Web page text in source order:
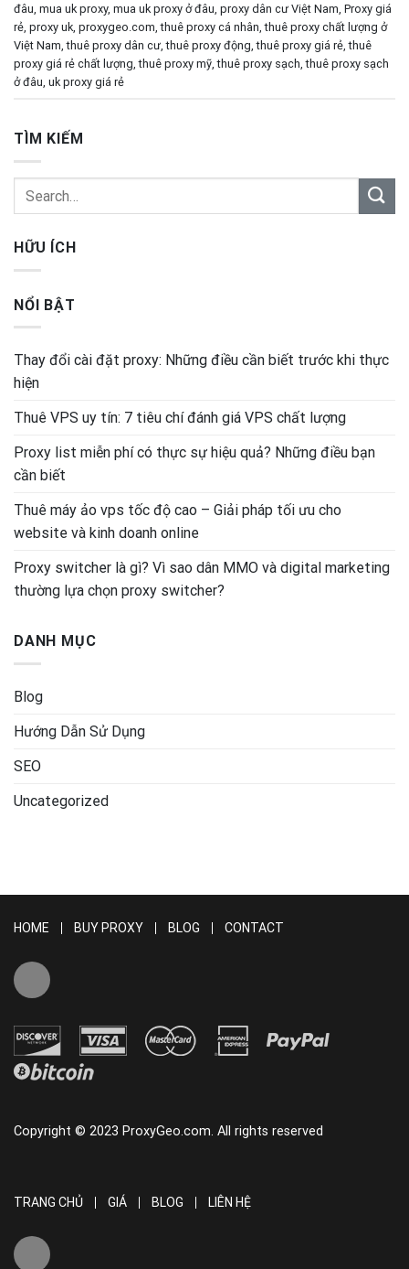
đâu mua uk proxy, mua uk proxy ở đâu proxy dân cư Việt Nam Proxy giá
rẻ proxy uk proxygeo.com ,thuê proxy cá nhân ,thuê proxy chất lượng ở
Việt Nam ,thuê proxy dân cư ,thuê proxy động ,thuê proxy giá rẻ ,thuê
proxy giá rẻ chất lượng ,thuê proxy mỹ ,thuê proxy sạch ,thuê proxy sạch
ở đâu uk proxy giá rẻ
TÌM KIẾM
HỮU ÍCH
NỔI BẬT
Thay đổi cài đặt proxy: Những điều cần biết trước khi thực
hiện
Thuê VPS uy tín: 7 tiêu chí đánh giá VPS chất lượng
Proxy list miễn phí có thực sự hiệu quả? Những điều bạn
cần biết
Thuê máy ảo vps tốc độ cao – Giải pháp tối ưu cho
website và kinh doanh online
Proxy switcher là gì? Vì sao dân MMO và digital marketing
thường lựa chọn proxy switcher?
DANH MỤC
Blog
Hướng Dẫn Sử Dụng
SEO
Uncategorized
HOME BUY PROXY BLOG CONTACT
Copyright © 2023 ProxyGeo.com. All rights reserved
TRANG CHỦ GIÁ BLOG LIÊN HỆ